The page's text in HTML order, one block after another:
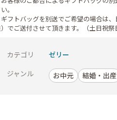
。
ギフトバッグを別送でご希望の場合は
でご送付させて頂きます。（土日祝祭
カテゴリ
ゼリー
ジャンル
お中元 結婚・出産